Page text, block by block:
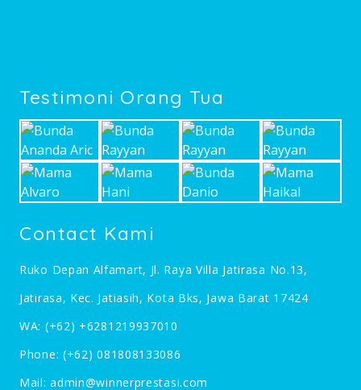
Testimoni Orang Tua
Contact Kami
Ruko Depan Alfamart, Jl. Raya Villa Jatirasa No.13,
Jatirasa, Kec. Jatiasih, Kota Bks, Jawa Barat 17424
WA: (+62) +6281219937010
Phone: (+62) 081808133086
Mail:admin@winnerprestasi.com